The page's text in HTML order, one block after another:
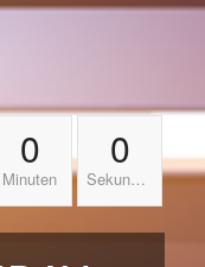
0
Minuten
0
Sekunden